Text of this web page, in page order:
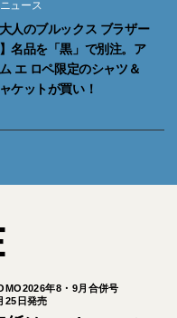
ニュース
大人のブルックス ブラザー
名品を「黒」で別注。ア
エ ロペ限定のシャツ＆
ケットが買い！
年8・9月合併号
25日発売